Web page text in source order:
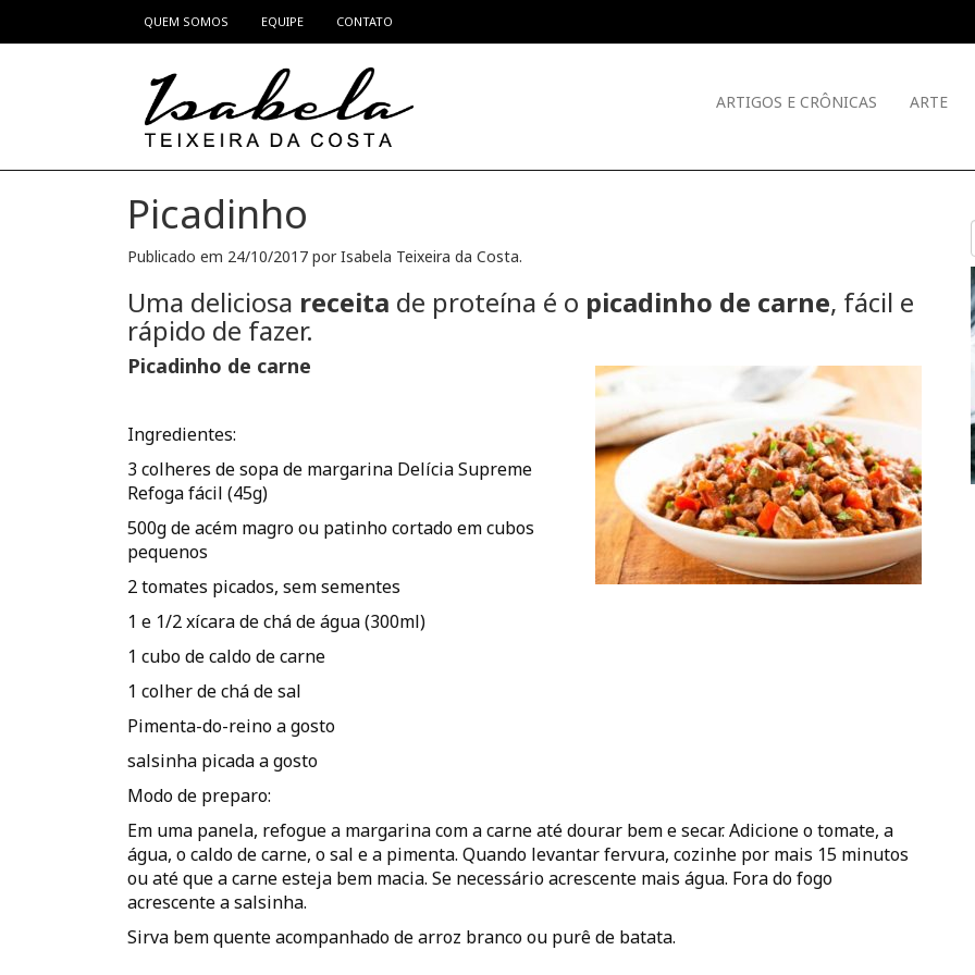
Pular para o conteúdo
QUEM SOMOS EQUIPE CONTATO
ARTIGOS E CRÔNICAS ARTE
Picadinho
Publicado em 24/10/2017 porIsabela Teixeira da Costa.
Uma deliciosa receita de proteína é o picadinho de carne, fácil e
rápido de fazer.
Picadinho de carne
Ingredientes:
3 colheres de sopa de margarina Delícia Supreme
Refoga fácil (45g)
500g de acém magro ou patinho cortado em cubos
pequenos
2 tomates picados, sem sementes
1 e 1/2 xícara de chá de água (300ml)
1 cubo de caldo de carne
1 colher de chá de sal
Pimenta-do-reino a gosto
salsinha picada a gosto
Modo de preparo:
Em uma panela, refogue a margarina com a carne até dourar bem e secar. Adicione o tomate, a
água, o caldo de carne, o sal e a pimenta. Quando levantar fervura, cozinhe por mais 15 minutos
ou até que a carne esteja bem macia. Se necessário acrescente mais água. Fora do fogo
acrescente a salsinha.
Sirva bem quente acompanhado de arroz branco ou purê de batata.